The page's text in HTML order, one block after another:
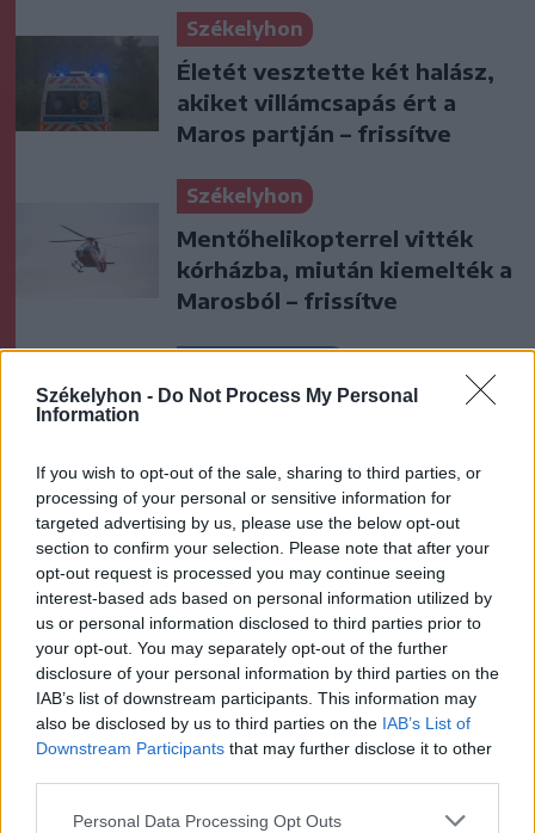
Székelyhon - Do Not Process My Personal
Information
If you wish to opt-out of the sale, sharing to third parties, or
processing of your personal or sensitive information for
targeted advertising by us, please use the below opt-out
section to confirm your selection. Please note that after your
opt-out request is processed you may continue seeing
interest-based ads based on personal information utilized by
us or personal information disclosed to third parties prior to
your opt-out. You may separately opt-out of the further
disclosure of your personal information by third parties on the
IAB’s list of downstream participants. This information may
also be disclosed by us to third parties on the IAB’s List of
Downstream Participants that may further disclose it to other
Personal Data Processing Opt Outs
Székelyhon
Életét vesztette két halász,
akiket villámcsapás ért a
Maros partján – frissítve
Székelyhon
Mentőhelikopterrel vitték
kórházba, miután kiemelték a
Marosból – frissítve
Nagy pofonba szaladt belé a
Győr és a Loki is
Krónika
A Majka-ügy csak a jéghegy
csúcsa, be kellene fejezni a
magyar–magyar acsarkodást
Székely Sport
Egy újonc jelentkezett, több